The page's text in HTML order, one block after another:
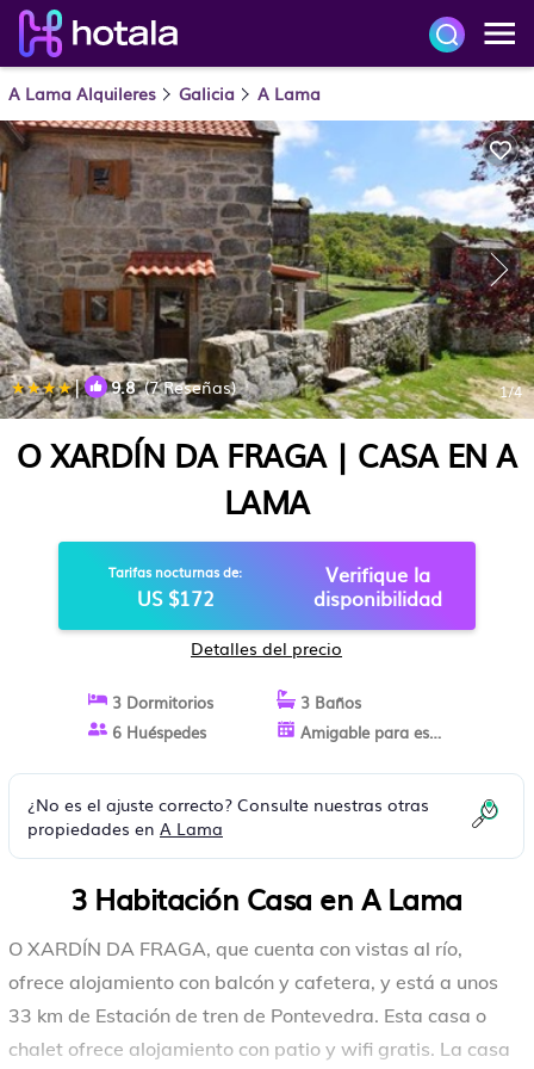
A Lama Alquileres Galicia A Lama
| 9.8(7 Reseñas) 1/4
O XARDÍN DA FRAGA | CASA EN A
LAMA
Tarifas nocturnas de:
US $172
Verifique la
disponibilidad
Detalles del precio
3 Dormitorios
3 Baños
6 Huéspedes
Amigable para estancias largas
¿No es el ajuste correcto? Consulte nuestras otras
propiedades en A Lama
3 Habitación Casa en A Lama
O XARDÍN DA FRAGA, que cuenta con vistas al río,
ofrece alojamiento con balcón y cafetera, y está a unos
33 km de Estación de tren de Pontevedra. Esta casa o
chalet ofrece alojamiento con patio y wifi gratis. La casa